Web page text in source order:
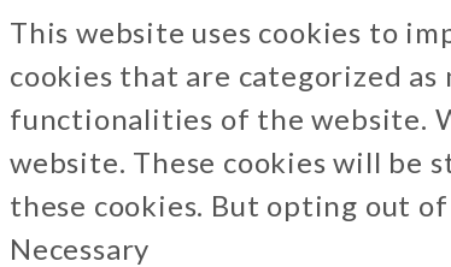
This website uses cookies to
cookies that are categorized
functionalities of the website.
website. These cookies will be
these cookies. But opting out
Necessary